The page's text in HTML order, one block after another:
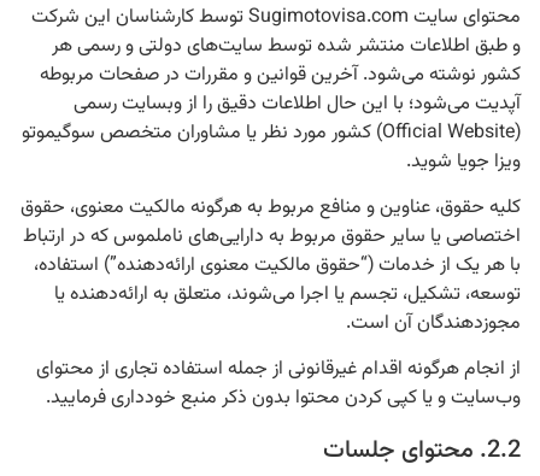
محتوای سایت Sugimotovisa.com توسط کارشناسان این شرکت
و طبق اطلاعات منتشر شده توسط سایت‌های دولتی و رسمی هر
کشور نوشته می‌شود. آخرین قوانین و مقررات در صفحات مربوطه
آپدیت می‌شود؛ با این حال اطلاعات دقیق را از وبسایت رسمی
(Official Website) کشور مورد نظر یا مشاوران متخصص سوگیموتو
ویزا جویا شوید.
کلیه حقوق، عناوین و منافع مربوط به هرگونه مالکیت معنوی، حقوق
اختصاصی یا سایر حقوق مربوط به دارایی‌های ناملموس که در ارتباط
با هر یک از خدمات (“حقوق مالکیت معنوی ارائه‌دهنده”) استفاده،
توسعه، تشکیل، تجسم یا اجرا می‌شوند، متعلق به ارائه‌دهنده یا
مجوزدهندگان آن است.
از انجام هرگونه اقدام غیرقانونی از جمله استفاده تجاری از محتوای
وب‌سایت و یا کپی کردن محتوا بدون ذکر منبع خودداری فرمایید.
2.2. محتوای جلسات